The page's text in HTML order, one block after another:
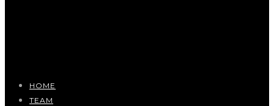
HOME
TEAM